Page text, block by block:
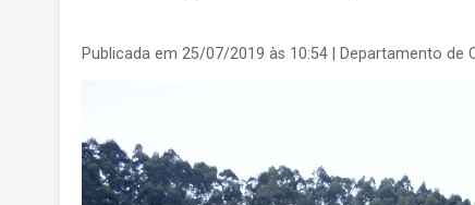
Publicada em 25/07/2019 às 10:54 | Departamento